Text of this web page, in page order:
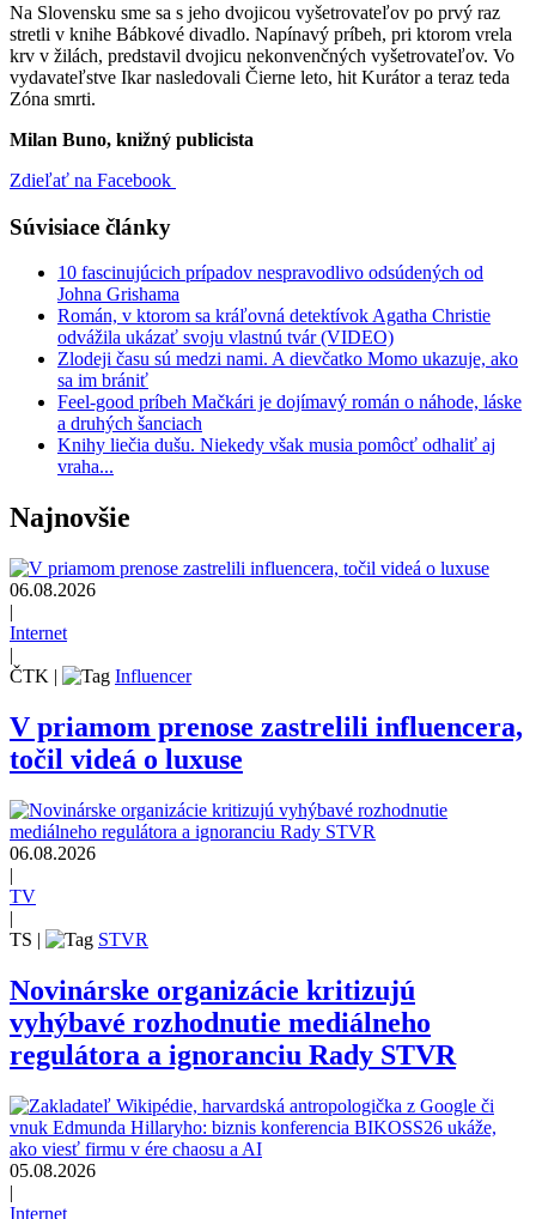
Na Slovensku sme sa s jeho dvojicou vyšetrovateľov po prvý raz
stretli v knihe Bábkové divadlo. Napínavý príbeh, pri ktorom vrela
krv v žilách, predstavil dvojicu nekonvenčných vyšetrovateľov. Vo
vydavateľstve Ikar nasledovali Čierne leto, hit Kurátor a teraz teda
Zóna smrti.
Milan Buno, knižný publicista
Zdieľať na Facebook
Súvisiace články
10 fascinujúcich prípadov nespravodlivo odsúdených od
Johna Grishama
Román, v ktorom sa kráľovná detektívok Agatha Christie
odvážila ukázať svoju vlastnú tvár (VIDEO)
Zlodeji času sú medzi nami. A dievčatko Momo ukazuje, ako
sa im brániť
Feel-good príbeh Mačkári je dojímavý román o náhode, láske
a druhých šanciach
Knihy liečia dušu. Niekedy však musia pomôcť odhaliť aj
vraha...
Najnovšie
06.08.2026
|
Internet
|
ČTK | Influencer
V priamom prenose zastrelili influencera,
točil videá o luxuse
06.08.2026
|
TV
|
TS | STVR
Novinárske organizácie kritizujú
vyhýbavé rozhodnutie mediálneho
regulátora a ignoranciu Rady STVR
05.08.2026
|
Internet